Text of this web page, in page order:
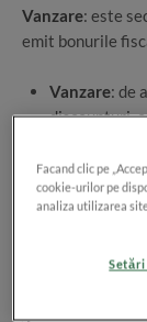
Vanzare: este
emit bonurile
Vanzare: de
discounturi,
Produse :
Bon:
produselor
care
Facand clic pe
cookie-urilor pe
analiza utilizarea